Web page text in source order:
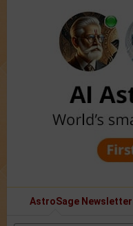
AstroSage Newsletter